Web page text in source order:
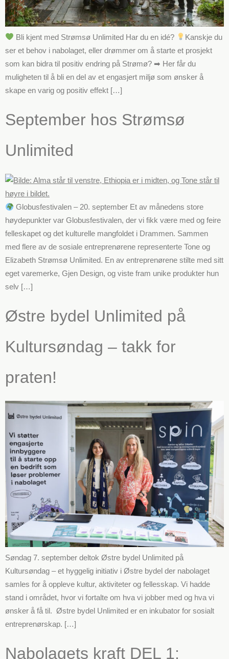
Bli kjent med Strømsø Unlimited Har du en idé?
Kanskje du
ser et behov i nabolaget, eller drømmer om å starte et prosjekt
som kan bidra til positiv endring på Strømø? ➡ Her får du
muligheten til å bli en del av et engasjert miljø som ønsker å
skape en varig og positiv effekt […]
September hos Strømsø
Unlimited
Globusfestivalen – 20. september Et av månedens store
høydepunkter var Globusfestivalen, der vi fikk være med og feire
felleskapet og det kulturelle mangfoldet i Drammen. Sammen
med flere av de sosiale entreprenørene representerte Tone og
Elizabeth Strømsø Unlimited. En av entreprenørene stilte med sitt
eget varemerke, Gjen Design, og viste fram unike produkter hun
selv […]
Østre bydel Unlimited på
Kultursøndag – takk for
praten!
Søndag 7. september deltok Østre bydel Unlimited på
Kultursøndag – et hyggelig initiativ i Østre bydel der nabolaget
samles for å oppleve kultur, aktiviteter og fellesskap. Vi hadde
stand i området, hvor vi fortalte om hva vi jobber med og hva vi
ønsker å få til. Østre bydel Unlimited er en inkubator for sosialt
entreprenørskap. […]
Nabolagets kraft DEL 1: